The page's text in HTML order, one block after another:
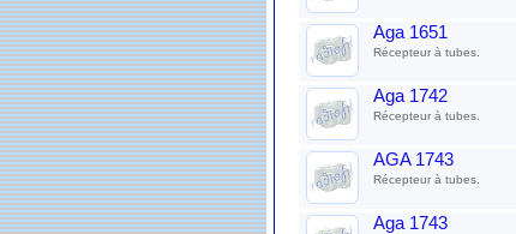
Aga 1651
Récepteur à tubes.
Aga 1742
Récepteur à tubes.
AGA 1743
Récepteur à tubes.
Aga 1743